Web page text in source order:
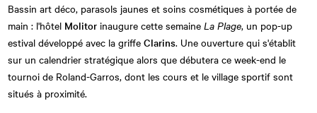
Bassin art déco, parasols jaunes et soins cosmétiques à portée de
main : l'hôtel Molitor inaugure cette semaineLa Plage, un pop-up
estival développé avec la griffeClarins. Une ouverture qui s'établit
sur un calendrier stratégique alors que débutera ce week-end le
tournoi de Roland-Garros, dont les cours et le village sportif sont
situés à proximité.